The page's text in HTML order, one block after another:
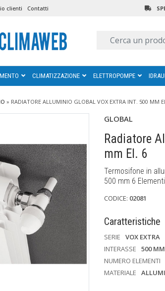
clienti Contatti
CLIMATIZZAZIONE ELETTROPOMPE
» RADIATORE ALLUMINIO GLOBAL VOX EXTRA INT. 500 MM
GLOBAL
Radiatore
mm El. 6
Termosifone in
500 mm 6 Elementi
CODICE: 02081
Caratteristiche
SERIE
VOX EXTRA
INTERASSE
500 MM
NUMERO ELEMENTI
MATERIALE